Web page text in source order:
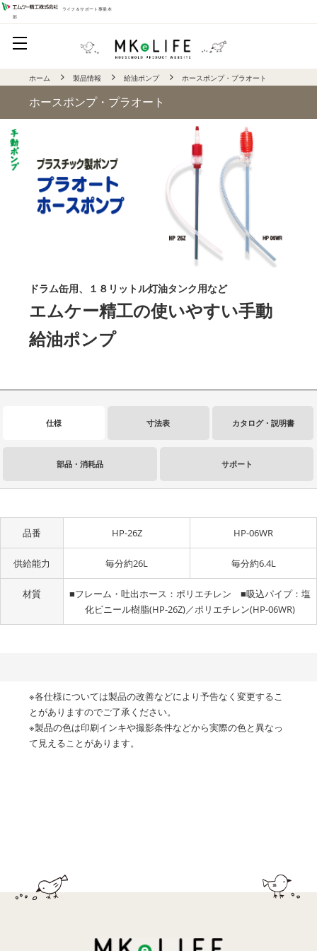
ライフ＆サポート事業本
部
ホーム 製品情報 給油ポンプ ホースポンプ・プラオート
ホースポンプ・プラオート
ドラム缶用、１８リットル灯油タンク用など
エムケー精工の使いやすい手動
給油ポンプ
仕様 寸法表 カタログ・説明書
部品・消耗品 サポート
品番 HP-26Z HP-06WR
供給能力 毎分約26L 毎分約6.4L
材質
■フレーム・吐出ホース：ポリエチレン ■吸込パイプ：塩
化ビニール樹脂(HP-26Z)／ポリエチレン(HP-06WR)
※各仕様については製品の改善などにより予告なく変更するこ
とがありますのでご了承ください。
※製品の色は印刷インキや撮影条件などから実際の色と異なっ
て見えることがあります。